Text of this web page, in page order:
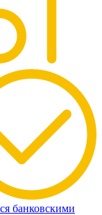
банковскими